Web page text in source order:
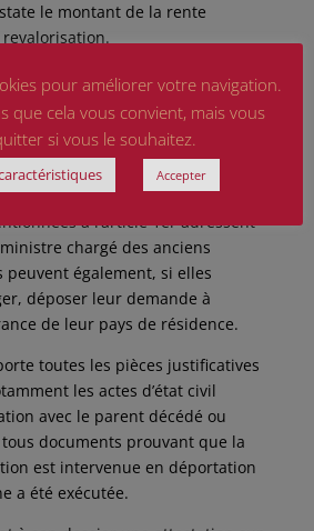
le montant de la rente
est exprimé aux deux chiffres
virgule, le second étant
si le chiffre suivant est égal ou
plus sur cet article…
à l’article 1er adressent
chargé des anciens
peuvent également, si elles
déposer leur demande à
de leur pays de résidence.
toutes les pièces justificatives
les actes d’état civil
avec le parent décédé ou
documents prouvant que la
est intervenue en déportation
a été exécutée.
pour améliorer votre navigation.
que cela vous convient, mais vous
si vous le souhaitez.
Accepter